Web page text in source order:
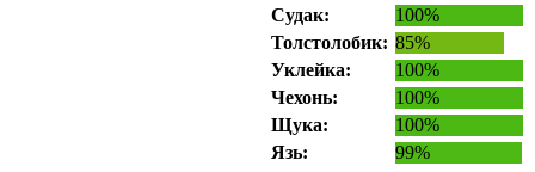
Судак:
100%
Толстолобик: 85%
Уклейка:
100%
Чехонь:
100%
Щука:
100%
Язь:
99%